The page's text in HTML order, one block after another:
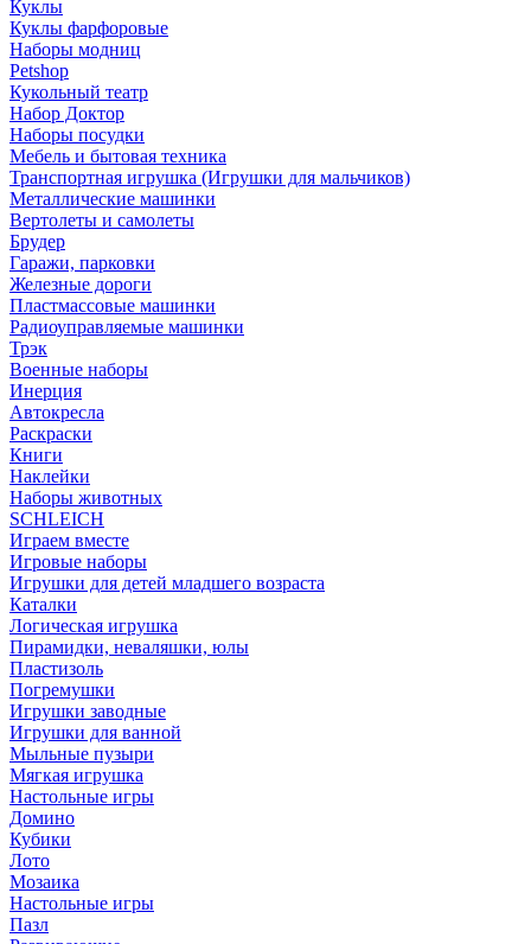
Куклы
Куклы фарфоровые
Наборы модниц
Petshop
Кукольный театр
Набор Доктор
Наборы посудки
Мебель и бытовая техника
Транспортная игрушка (Игрушки для мальчиков)
Металлические машинки
Вертолеты и самолеты
Брудер
Гаражи, парковки
Железные дороги
Пластмассовые машинки
Радиоуправляемые машинки
Трэк
Военные наборы
Инерция
Автокресла
Раскраски
Книги
Наклейки
Наборы животных
SCHLEICH
Играем вместе
Игровые наборы
Игрушки для детей младшего возраста
Каталки
Логическая игрушка
Пирамидки, неваляшки, юлы
Пластизоль
Погремушки
Игрушки заводные
Игрушки для ванной
Мыльные пузыри
Мягкая игрушка
Настольные игры
Домино
Кубики
Лото
Мозаика
Настольные игры
Пазл